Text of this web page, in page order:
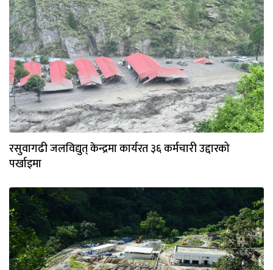
रसुवागढी जलविद्युत् केन्द्रमा कार्यरत ३६ कर्मचारी उद्दारको
पर्खाइमा